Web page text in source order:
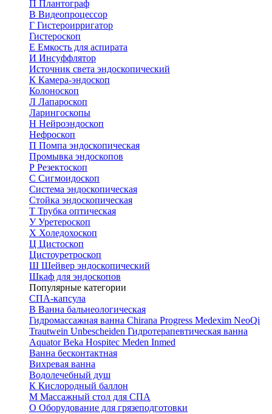
П Плантограф
В Видеопроцессор
Г Гистероирригатор
Гистероскоп
Е Емкость для аспирата
И Инсуффлятор
Источник света эндоскопический
К Камера-эндоскоп
Колоноскоп
Л Лапароскоп
Ларингоскопы
Н Нейроэндоскоп
Нефроскоп
П Помпа эндоскопическая
Промывка эндоскопов
Р Резектоскоп
С Сигмоидоскоп
Система эндоскопическая
Стойка эндоскопическая
Т Трубка оптическая
УУретероскоп
Х Холедохоскоп
Ц Цистоскоп
Цистоуретроскоп
Ш Шейвер эндоскопический
Шкаф для эндоскопов
Популярные категории
СПА-капсула
В Ванна бальнеологическая
Гидромассажная ванна Chirana Progress Medexim NeoQi
Trautwein Unbescheiden Гидротерапевтическая ванна
AquatorBeka Hospitec Meden Inmed
Ванна бесконтактная
Вихревая ванна
Водолечебный душ
К Кислородный баллон
М Массажный стол для СПА
О Оборудование для грязеподготовки